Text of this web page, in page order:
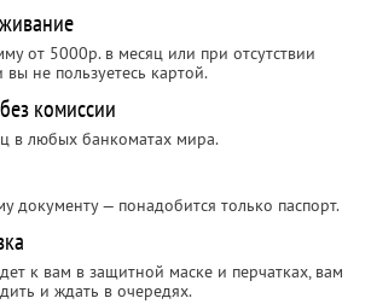
от 5000р. в месяц или при отсутствии
вы не пользуетесь картой.
комиссии
в любых банкоматах мира.
документу — понадобится только паспорт.
к вам в защитной маске и перчатках, вам
и ждать в очередях.